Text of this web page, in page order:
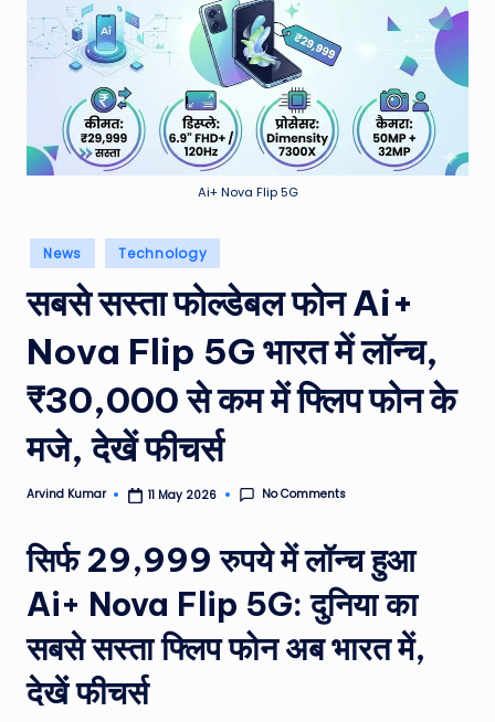
e
a
er
T
e
c
h
M
o
vi
N
e
w
s
A
Ai+ Nova Flip 5G
Posted
in
News Technology
सबसे सस्ता फोल्डेबल फोन Ai+
Nova Flip 5G भारत में लॉन्च,
₹30,000 से कम में फ्लिप फोन के
मजे, देखें फीचर्स
Posted
Arvind Kumar 11 May 2026 No Comments
सिर्फ 29,999 रुपये में लॉन्च हुआ
Ai+ Nova Flip 5G: दुनिया का
सबसे सस्ता फ्लिप फोन अब भारत में,
देखें फीचर्स